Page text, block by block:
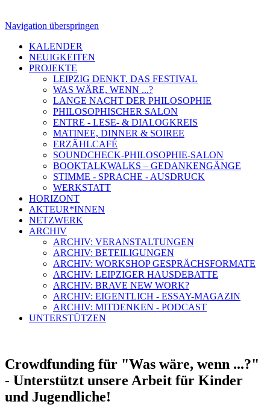
Navigation überspringen
KALENDER
NEUIGKEITEN
PROJEKTE
LEIPZIG DENKT. DAS FESTIVAL
WAS WÄRE, WENN ...?
LANGE NACHT DER PHILOSOPHIE
PHILOSOPHISCHER SALON
ENTRE - LESE- & DIALOGKREIS
MATINEE, DINNER & SOIREE
ERZÄHLCAFÉ
SOUNDCHECK-PHILOSOPHIE-SALON
BOOKTALKWALKS – GEDANKENGÄNGE
STIMME - SPRACHE - AUSDRUCK
WERKSTATT
HORIZONT
AKTEUR*INNEN
NETZWERK
ARCHIV
ARCHIV: VERANSTALTUNGEN
ARCHIV: BETEILIGUNGEN
ARCHIV: WORKSHOP GESPRÄCHSFORMATE
ARCHIV: LEIPZIGER HAUSDEBATTE
ARCHIV: BRAVE NEW WORK?
ARCHIV: EIGENTLICH - ESSAY-MAGAZIN
ARCHIV: MITDENKEN - PODCAST
UNTERSTÜTZEN
Crowdfunding für "Was wäre, wenn ...?"
- Unterstützt unsere Arbeit für Kinder
und Jugendliche!